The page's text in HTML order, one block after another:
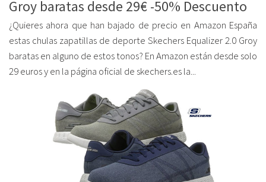
Groy baratas desde 29€ -50% Descuento
¿Quieres ahora que han bajado de precio en Amazon España
estas chulas zapatillas de deporte Skechers Equalizer 2.0 Groy
baratas en alguno de estos tonos? En Amazon están desde solo
29 euros y en la página oficial de skechers.es la...